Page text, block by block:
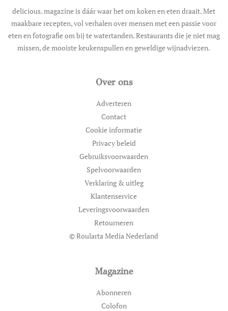
delicious. magazine is dáár waar het om koken en eten draait. Met
maakbare recepten, vol verhalen over mensen met een passie voor
eten en fotografie om bij te watertanden. Restaurants die je niet mag
missen, de mooiste keukenspullen en geweldige wijnadviezen.
Over ons
Adverteren
Contact
Cookie informatie
Privacy beleid
Gebruiksvoorwaarden
Spelvoorwaarden
Verklaring & uitleg
Klantenservice
Leveringsvoorwaarden
Retourneren
© Roularta Media Nederland
Magazine
Abonneren
Colofon